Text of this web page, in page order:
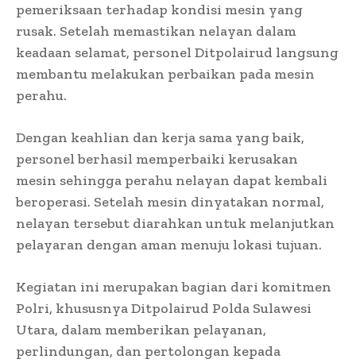
pemeriksaan terhadap kondisi mesin yang
rusak. Setelah memastikan nelayan dalam
keadaan selamat, personel Ditpolairud langsung
membantu melakukan perbaikan pada mesin
perahu.
Dengan keahlian dan kerja sama yang baik,
personel berhasil memperbaiki kerusakan
mesin sehingga perahu nelayan dapat kembali
beroperasi. Setelah mesin dinyatakan normal,
nelayan tersebut diarahkan untuk melanjutkan
pelayaran dengan aman menuju lokasi tujuan.
Kegiatan ini merupakan bagian dari komitmen
Polri, khususnya Ditpolairud Polda Sulawesi
Utara, dalam memberikan pelayanan,
perlindungan, dan pertolongan kepada